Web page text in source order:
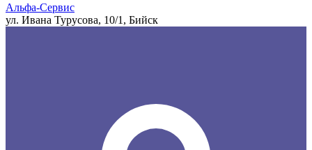
Альфа-Сервис
ул. Ивана Турусова, 10/1, Бийск